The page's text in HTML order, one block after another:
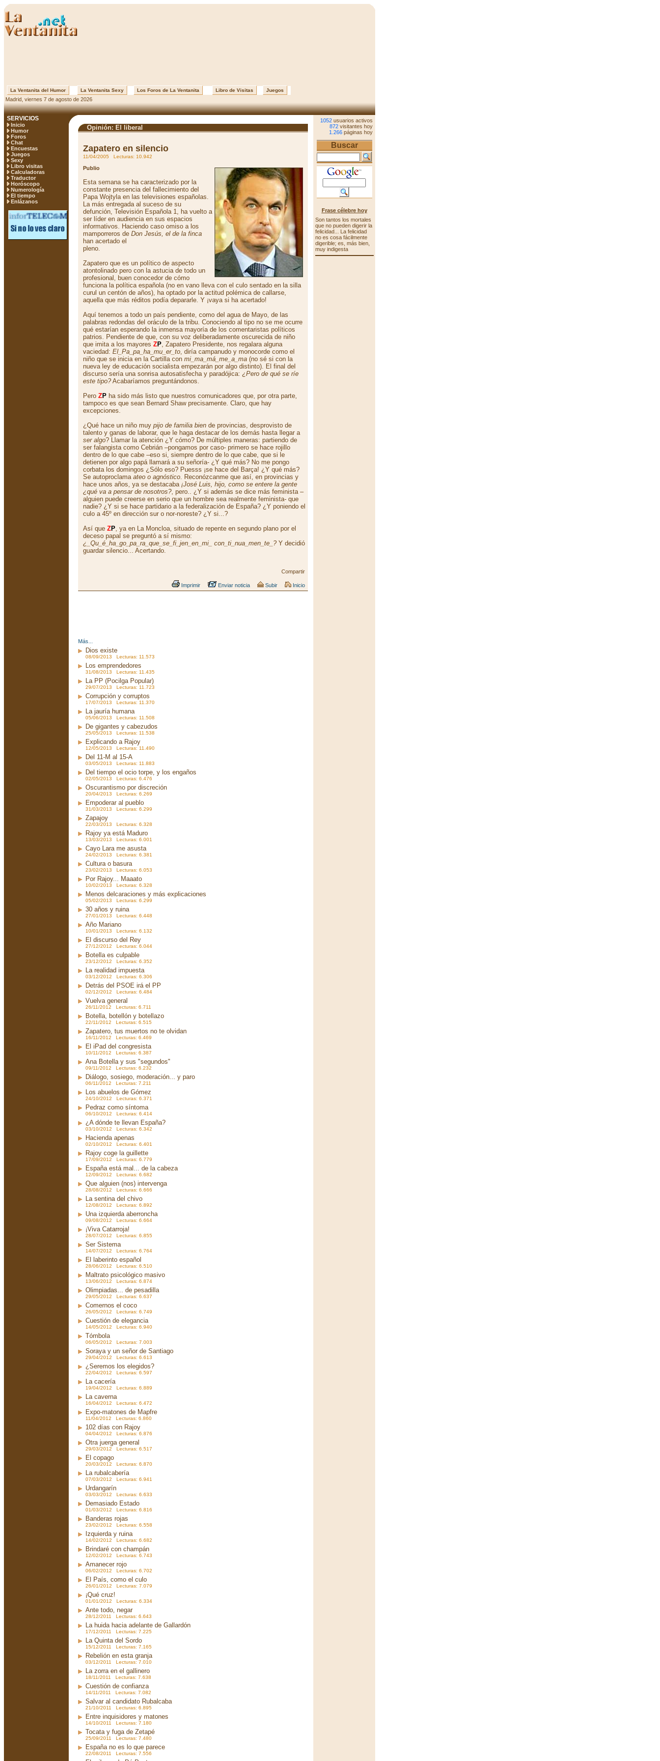
La Ventanita del Humor La Ventanita Sexy Los Foros de La Ventanita Libro de Visitas Juegos
Madrid, viernes 7 de agosto de 2026
SERVICIOS
Inicio
Humor
Foros
Chat
Encuestas
Juegos
Sexy
Libro visitas
Calculadoras
Traductor
Horóscopo
Numerología
El tiempo
Enlázanos
Opinión: El liberal
Zapatero en silencio
11/04/2005 Lecturas: 10.942
Publio
Esta semana se ha caracterizado por la
constante presencia del fallecimiento del
Papa Wojtyla en las televisiones españolas.
La más entregada al suceso de su
defunción, Televisión Española 1, ha vuelto a
ser líder en audiencia en sus espacios
informativos. Haciendo caso omiso a los
mamporreros de Don Jesús, el de la finca
han acertado el
pleno.
Zapatero que es un político de aspecto
atontolinado pero con la astucia de todo un
profesional, buen conocedor de cómo
funciona la política española (no en vano lleva con el culo sentado en la silla
curul un centón de años), ha optado por la actitud polémica de callarse,
aquella que más réditos podía depararle. Y ¡vaya si ha acertado!
Aquí tenemos a todo un país pendiente, como del agua de Mayo, de las
palabras redondas del oráculo de la tribu. Conociendo al tipo no se me ocurre
qué estarían esperando la inmensa mayoría de los comentaristas políticos
patrios. Pendiente de que, con su voz deliberadamente oscurecida de niño
que imita a los mayores ZP, Zapatero Presidente, nos regalara alguna
vaciedad: El_Pa_pa_ha_mu_er_to, diría campanudo y monocorde como el
niño que se inicia en la Cartilla con mi_ma_má_me_a_ma (no sé si con la
nueva ley de educación socialista empezarán por algo distinto). El final del
discurso sería una sonrisa autosatisfecha y paradójica: ¿Pero de qué se ríe
este tipo?Acabaríamos preguntándonos.
Pero ZP ha sido más listo que nuestros comunicadores que, por otra parte,
tampoco es que sean Bernard Shaw precisamente. Claro, que hay
excepciones.
¿Qué hace un niño muy pijo de familia bien de provincias, desprovisto de
talento y ganas de laborar, que le haga destacar de los demás hasta llegar a
ser algo? Llamar la atención ¿Y cómo? De múltiples maneras: partiendo de
ser falangista como Cebrián –pongamos por caso- primero se hace rojillo
dentro de lo que cabe –eso si, siempre dentro de lo que cabe, que si le
detienen por algo papá llamará a su señoría- ¿Y qué más? No me pongo
corbata los domingos ¿Sólo eso? Puesss ¡se hace del Barça! ¿Y qué más?
Se autoproclama ateo o agnóstico. Reconózcanme que así, en provincias y
hace unos años, ya se destacaba ¡José Luis, hijo, como se entere la gente
¿qué va a pensar de nosotros?, pero.. ¿Y si además se dice más feminista –
alguien puede creerse en serio que un hombre sea realmente feminista- que
nadie? ¿Y si se hace partidario a la federalización de España? ¿Y poniendo el
culo a 45º en dirección sur o nor-noreste? ¿Y si...?
Así que ZP, ya en La Moncloa, situado de repente en segundo plano por el
deceso papal se preguntó a sí mismo:
¿_Qu_é_ha_go_pa_ra_que_se_fi_jen_en_mi_ con_ti_nua_men_te_?Y decidió
guardar silencio... Acertando.
Compartir
Imprimir Enviar noticia Subir Inicio
Más...
Dios existe
08/09/2013 Lecturas: 11.573
Los emprendedores
31/08/2013 Lecturas: 11.435
La PP (Pocilga Popular)
29/07/2013 Lecturas: 11.723
Corrupción y corruptos
17/07/2013 Lecturas: 11.370
La jauría humana
05/06/2013 Lecturas: 11.508
De gigantes y cabezudos
25/05/2013 Lecturas: 11.538
Explicando a Rajoy
12/05/2013 Lecturas: 11.490
Del 11-M al 15-A
03/05/2013 Lecturas: 11.883
Del tiempo el ocio torpe, y los engaños
02/05/2013 Lecturas: 6.476
Oscurantismo por discreción
20/04/2013 Lecturas: 6.269
Empoderar al pueblo
31/03/2013 Lecturas: 6.299
Zapajoy
22/03/2013 Lecturas: 6.328
Rajoy ya está Maduro
13/03/2013 Lecturas: 6.001
Cayo Lara me asusta
24/02/2013 Lecturas: 6.381
Cultura o basura
23/02/2013 Lecturas: 6.053
Por Rajoy... Maaato
10/02/2013 Lecturas: 6.328
Menos delcaraciones y más explicaciones
05/02/2013 Lecturas: 6.299
30 años y ruina
27/01/2013 Lecturas: 6.448
Año Mariano
10/01/2013 Lecturas: 6.132
El discurso del Rey
27/12/2012 Lecturas: 6.044
Botella es culpable
23/12/2012 Lecturas: 6.352
La realidad impuesta
03/12/2012 Lecturas: 6.306
Detrás del PSOE irá el PP
02/12/2012 Lecturas: 6.484
Vuelva general
26/11/2012 Lecturas: 6.711
Botella, botellón y botellazo
22/11/2012 Lecturas: 6.515
Zapatero, tus muertos no te olvidan
16/11/2012 Lecturas: 6.469
El iPad del congresista
10/11/2012 Lecturas: 6.387
Ana Botella y sus "segundos"
09/11/2012 Lecturas: 6.232
Diálogo, sosiego, moderación... y paro
06/11/2012 Lecturas: 7.211
Los abuelos de Gómez
24/10/2012 Lecturas: 6.371
Pedraz como síntoma
06/10/2012 Lecturas: 6.414
¿A dónde te llevan España?
03/10/2012 Lecturas: 6.342
Hacienda apenas
02/10/2012 Lecturas: 6.401
Rajoy coge la guillette
17/09/2012 Lecturas: 6.779
España está mal... de la cabeza
12/09/2012 Lecturas: 6.682
Que alguien (nos) intervenga
28/08/2012 Lecturas: 6.666
La sentina del chivo
12/08/2012 Lecturas: 6.892
Una izquierda aberroncha
09/08/2012 Lecturas: 6.664
¡Viva Catarroja!
28/07/2012 Lecturas: 6.855
Ser Sistema
14/07/2012 Lecturas: 6.764
El laberinto español
28/06/2012 Lecturas: 6.510
Maltrato psicológico masivo
13/06/2012 Lecturas: 6.874
Olimpiadas... de pesadilla
29/05/2012 Lecturas: 6.637
Comernos el coco
26/05/2012 Lecturas: 6.749
Cuestión de elegancia
14/05/2012 Lecturas: 6.940
Tómbola
06/05/2012 Lecturas: 7.003
Soraya y un señor de Santiago
29/04/2012 Lecturas: 6.613
¿Seremos los elegidos?
22/04/2012 Lecturas: 6.597
La cacería
19/04/2012 Lecturas: 6.889
La caverna
16/04/2012 Lecturas: 6.472
Expo-matones de Mapfre
11/04/2012 Lecturas: 6.860
102 días con Rajoy
04/04/2012 Lecturas: 6.876
Otra juerga general
29/03/2012 Lecturas: 6.517
El copago
20/03/2012 Lecturas: 6.870
La rubalcabería
07/03/2012 Lecturas: 6.941
Urdangarín
03/03/2012 Lecturas: 6.633
Demasiado Estado
01/03/2012 Lecturas: 6.816
Banderas rojas
23/02/2012 Lecturas: 6.558
Izquierda y ruina
14/02/2012 Lecturas: 6.682
Brindaré con champán
12/02/2012 Lecturas: 6.743
Amanecer rojo
06/02/2012 Lecturas: 6.702
El País, como el culo
26/01/2012 Lecturas: 7.079
¡Qué cruz!
01/01/2012 Lecturas: 6.334
Ante todo, negar
28/12/2011 Lecturas: 6.643
La huida hacia adelante de Gallardón
17/12/2011 Lecturas: 7.225
La Quinta del Sordo
15/12/2011 Lecturas: 7.165
Rebelión en esta granja
03/12/2011 Lecturas: 7.010
La zorra en el gallinero
18/11/2011 Lecturas: 7.638
Cuestión de confianza
14/11/2011 Lecturas: 7.082
Salvar al candidato Rubalcaba
21/10/2011 Lecturas: 6.895
Entre inquisidores y matones
14/10/2011 Lecturas: 7.180
Tocata y fuga de Zetapé
25/09/2011 Lecturas: 7.480
España no es lo que parece
22/08/2011 Lecturas: 7.556
1052 usuarios activos
872 visitantes hoy
1.266 páginas hoy
Buscar
Frase célebre hoy
Son tantos los mortales
que no pueden digerir la
felicidad... La felicidad
no es cosa fácilmente
digerible; es, más bien,
muy indigesta